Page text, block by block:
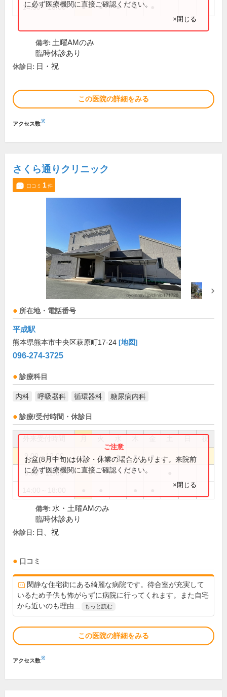
14:30～18:00 ● ● ● ●
に必ず医療機関に直接ご確認ください。
×閉じる
備考: 土曜AMのみ
臨時休診あり
休診日: 日・祝
この医院の詳細をみる
アクセス数※
さくら通りクリニック
口コミ 1件
所在地・電話番号
平成駅
熊本県熊本市中央区萩原町17-24 [地図]
096-274-3725
診療科目
内科 呼吸器科 循環器科 糖尿病内科
診療/受付時間・休診日
祝
9:00～12:00 ● ● ● ● ●
9:00～12:30
お盆(8月中旬)は休診・休業の場合があります。来院前
に必ず医療機関に直接ご確認ください。
×閉じる
備考: 水・土曜AMのみ
臨時休診あり
休診日: 日、祝
口コミ
閑静な住宅街にある綺麗な病院です。待合室が充実して
いるため子供も怖がらずに病院に行ってくれます。また自宅
から近いのも理由...
もっと読む
この医院の詳細をみる
アクセス数※